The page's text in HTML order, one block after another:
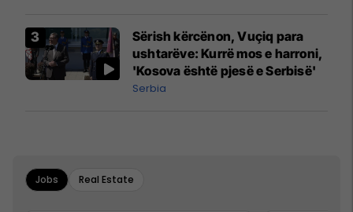
Sërish kërcënon, Vuçiq para
ushtarëve: Kurrë mos e harroni,
'Kosova është pjesë e Serbisë'
Serbia
Jobs Real Estate